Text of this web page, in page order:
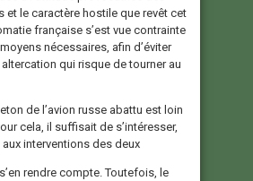
et le caractère hostile que revêt cet
française s’est vue contrainte
nécessaires, afin d’éviter
qui risque de tourner au
de l’avion russe abattu est loin
cela, il suffisait de s’intéresser,
interventions des deux
rendre compte. Toutefois, le